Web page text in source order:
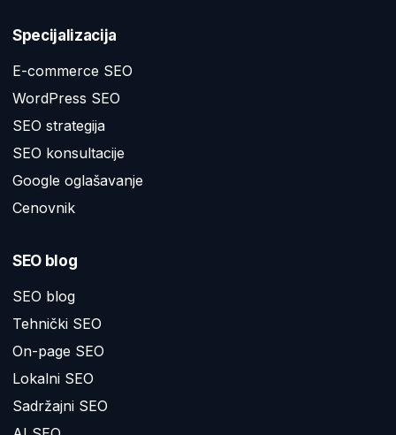
Specijalizacija
E-commerce SEO
WordPress SEO
SEO strategija
SEO konsultacije
Google oglašavanje
Cenovnik
SEO blog
SEO blog
Tehnički SEO
On-page SEO
Lokalni SEO
Sadržajni SEO